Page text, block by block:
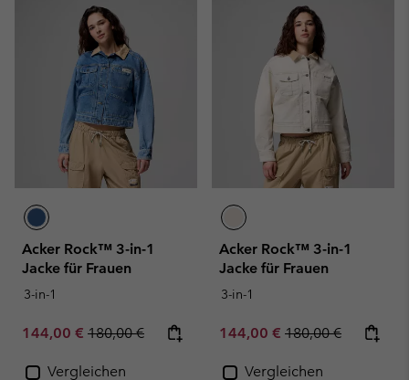
Acker Rock™ 3-in-1
Jacke für Frauen
3-in-1
Sale price:
144,00 € Regular price:
180,00 €
Vergleichen
Acker Rock™ 3-in-1
Jacke für Frauen
3-in-1
Sale price:
144,00 € Regular price:
180,00 €
Vergleichen